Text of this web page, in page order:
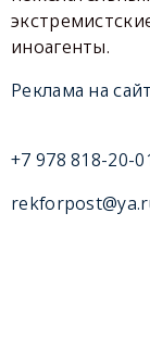
иноагенты.
Реклама на
+7 978 818-20-